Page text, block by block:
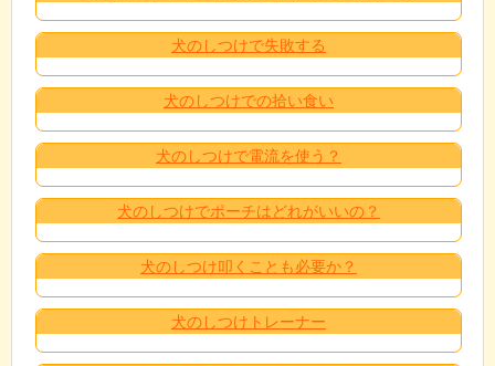
犬のしつけで失敗する
犬のしつけでの拾い食い
犬のしつけで電流を使う？
犬のしつけでポーチはどれがいいの？
犬のしつけ叩くことも必要か？
犬のしつけトレーナー